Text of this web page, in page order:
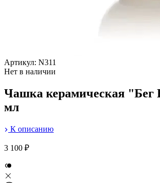
Артикул: N311
Нет в наличии
Чашка керамическая "Бег
мл
К описанию
3 100 ₽